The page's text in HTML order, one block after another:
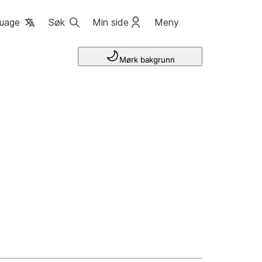
Søk Min side Meny
Mørk bakgrunn